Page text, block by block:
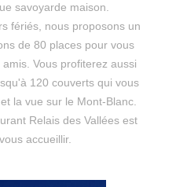
savoyarde maison.
fériés, nous proposons un
de 80 places pour vous
Vous profiterez aussi
120 couverts qui vous
la vue sur le Mont-Blanc.
Relais des Vallées est
accueillir.